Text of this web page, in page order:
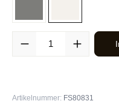
Produkt Anzahl: Gib den
Artikelnummer: FS80831